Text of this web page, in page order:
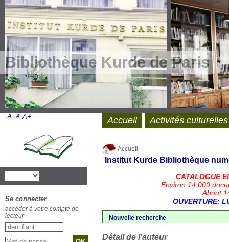
Bibliothèque Kurde de Paris
Accueil
Institut Kurde Bibliothèque
CATALOGUE
Environ 14 000
About
OUVERTURE:
Nouvelle recherche
Détail de l'auteur
Accueil Activités culturelles
A- A A+
Se connecter
accéder à votre compte de
lecteur